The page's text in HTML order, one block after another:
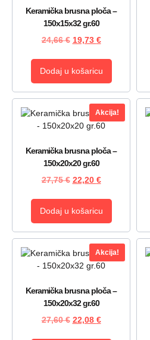
Keramička brusna ploča –
150x15x32 gr.60
24,66€ 19,73 €
Dodaj u košaricu
Akcija!
Keramička brusna ploča –
150x20x20 gr.60
27,75€ 22,20 €
Dodaj u košaricu
Akcija!
Keramička brusna ploča –
150x20x32 gr.60
27,60€ 22,08 €